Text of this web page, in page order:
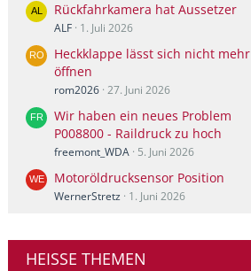
Rückfahrkamera hat Aussetzer
ALF 1. Juli 2026
Heckklappe lässt sich nicht mehr
öffnen
rom2026 27. Juni 2026
Wir haben ein neues Problem
P008800 - Raildruck zu hoch
freemont_WDA 5. Juni 2026
Motoröldrucksensor Position
WernerStretz 1. Juni 2026
HEISSE THEMEN